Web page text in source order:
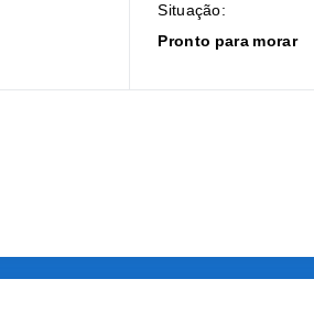
Situação:
Pronto para morar